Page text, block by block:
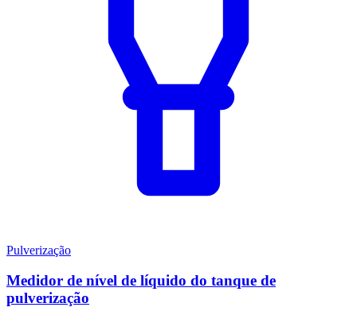
Pulverização
Medidor de nível de líquido do tanque de
pulverização